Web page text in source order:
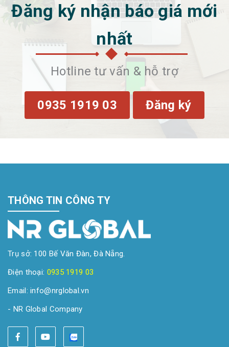
Đăng ký nhận báo giá mới
nhất
Hotline tư vấn & hỗ trợ
0935 1919 03 Đăng ký
THÔNG TIN CÔNG TY
Trụ sở: 100 Bế Văn Đàn, Đà Nẵng.
Điện thoại: 0935 1919 03
Email: info@nrglobal.vn
- NR Global Company